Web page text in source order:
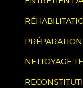
NETTOYAGE